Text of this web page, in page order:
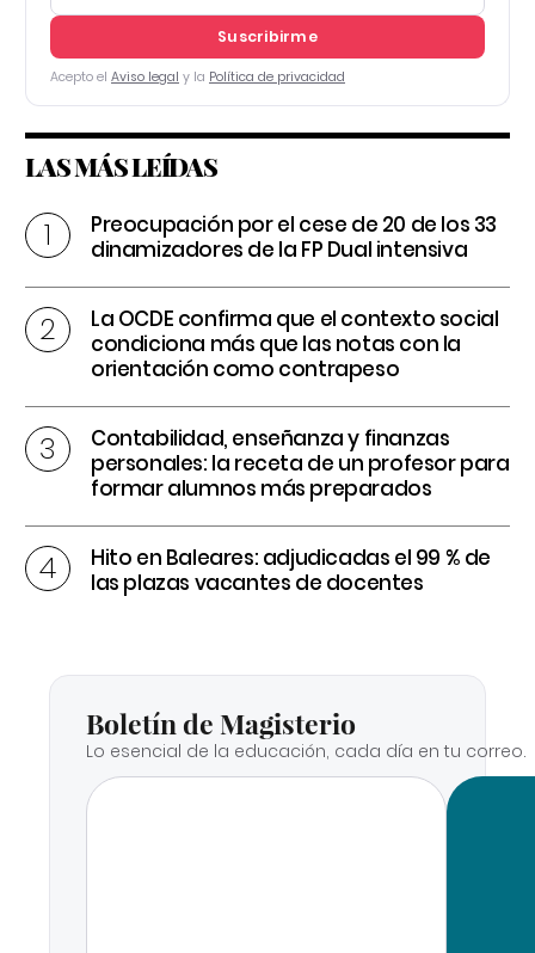
Suscribirme
Acepto el Aviso legal y la Política de privacidad
LAS MÁS LEÍDAS
Preocupación por el cese de 20 de los 33
dinamizadores de la FP Dual intensiva
La OCDE confirma que el contexto social
condiciona más que las notas con la
orientación como contrapeso
Contabilidad, enseñanza y finanzas
personales: la receta de un profesor para
formar alumnos más preparados
Hito en Baleares: adjudicadas el 99 % de
las plazas vacantes de docentes
Boletín de Magisterio
Lo esencial de la educación, cada día en tu correo.